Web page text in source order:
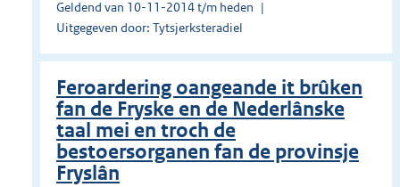
Geldend van 10-11-2014 t/m heden
Uitgegeven door: Tytsjerksteradiel
Feroardering oangeande it brûken
fan de Fryske en de Nederlânske
taal mei en troch de
bestoersorganen fan de provinsje
Fryslân